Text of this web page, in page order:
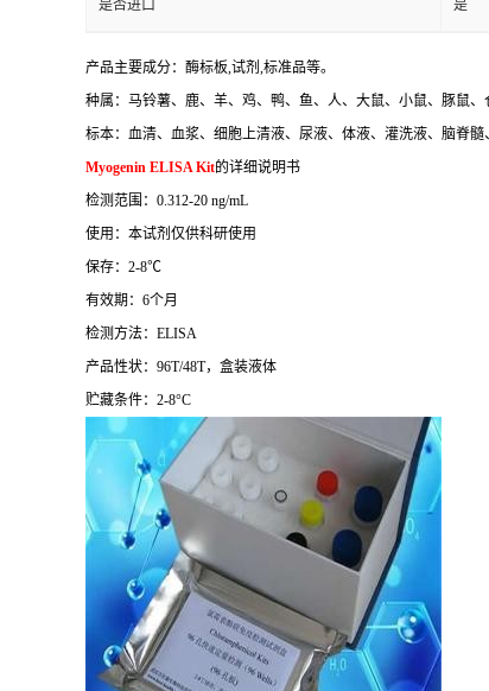
是否进口 是
产品主要成分：酶标板 试剂 标准品等。
种属：马铃薯、鹿、羊、鸡、鸭、鱼、人、大鼠、小鼠、豚鼠
标本：血清、血浆、细胞上清液、尿液、体液、灌洗液、脑脊
Myogenin ELISA Kit的详细说明书
检测范围： 0.312-20 ng/mL
使用：本试剂仅供科研使用
保存： 2-8℃
有效期： 6个月
检测方法： ELISA
产品性状： 96T/48T，盒装液体
贮藏条件： 2-8°C